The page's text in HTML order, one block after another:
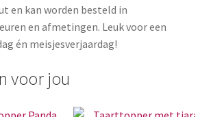
en kan worden besteld in
en afmetingen. Leuk voor een
én meisjesverjaardag!
voor jou